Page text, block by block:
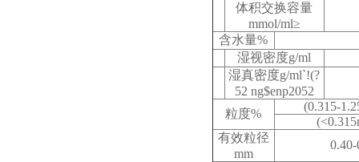
体积交换容量
mmol/ml≥
含水量%
湿视密度g/ml
湿真密度g/ml`!(?
52 ng$enp2052
粒度%
(0.315-
有效粒径
mm